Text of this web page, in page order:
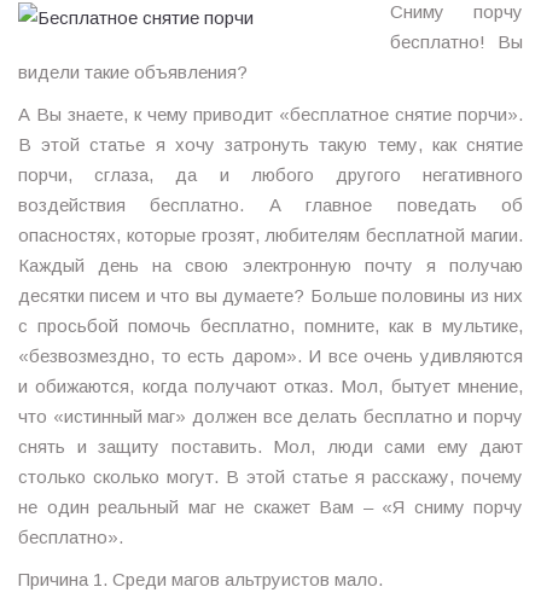
Сниму порчу
бесплатно! Вы
видели такие объявления?
А Вы знаете, к чему приводит «бесплатное снятие порчи».
В этой статье я хочу затронуть такую тему, как снятие
порчи, сглаза, да и любого другого негативного
воздействия бесплатно. А главное поведать об
опасностях, которые грозят, любителям бесплатной магии.
Каждый день на свою электронную почту я получаю
десятки писем и что вы думаете? Больше половины из них
с просьбой помочь бесплатно, помните, как в мультике,
«безвозмездно, то есть даром». И все очень удивляются
и обижаются, когда получают отказ. Мол, бытует мнение,
что «истинный маг» должен все делать бесплатно и порчу
снять и защиту поставить. Мол, люди сами ему дают
столько сколько могут. В этой статье я расскажу, почему
не один реальный маг не скажет Вам – «Я сниму порчу
бесплатно».
Причина 1. Среди магов альтруистов мало.